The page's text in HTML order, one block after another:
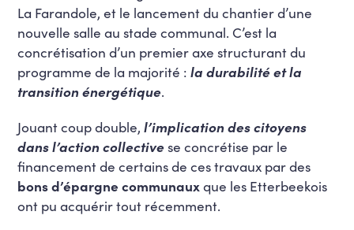
La Farandole, et le lancement du chantier d’une
nouvelle salle au stade communal. C’est la
concrétisation d’un premier axe structurant du
programme de la majorité : la durabilité et la
transition énergétique.
Jouant coup double,l’implication des citoyens
dans l’action collective se concrétise par le
financement de certains de ces travaux par des
bons d’épargne communauxque les Etterbeekois
ont pu acquérir tout récemment.